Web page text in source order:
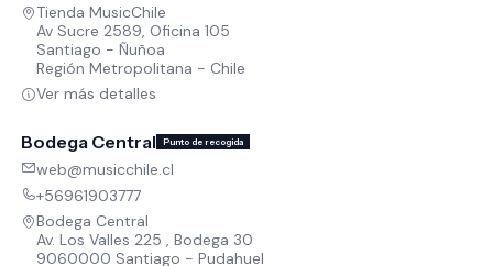
Tienda MusicChile
Av Sucre 2589, Oficina 105
Santiago - Ñuñoa
Región Metropolitana - Chile
Ver más detalles
Bodega Central Punto de recogida
web@musicchile.cl
+56961903777
Bodega Central
Av. Los Valles 225 , Bodega 30
9060000 Santiago - Pudahuel